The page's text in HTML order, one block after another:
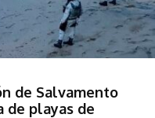
de Salvamento
de playas de